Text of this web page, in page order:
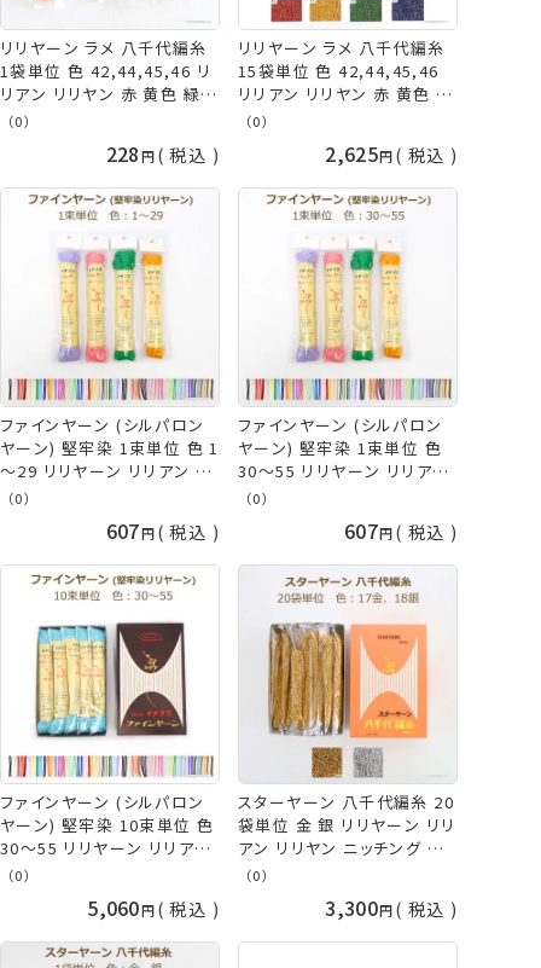
リリヤーン ラメ 八千代編糸
1袋単位 色 42,44,45,46 リ
リアン リリヤン 赤 黄色 緑
紫 レッド イエロー グリーン
り タッセル イナズマ ネコポ
ス可 手芸の山久
（0）
228 税込
リリヤーン ラメ 八千代編糸
15袋単位 色 42,44,45,46
リリアン リリヤン 赤 黄色 緑
紫 レッド イエロー グリーン
り タッセル イナズマ 手芸の
山久
（0）
2,625 税込
ファインヤーン (シルパロン
ヤーン) 堅牢染 1束単位 色 1
～29 リリヤーン リリアン リ
リヤン 黒 白 赤 ピンク 黄色
ュ 茶色 水色 ブラック ホワイ
ト レッド ブルー パープル ブ
ラウン ニッチング 手まり タッ
セル イナズマ ネコポス可 手
芸の山久
（0）
607 税込
ファインヤーン (シルパロン
ヤーン) 堅牢染 1束単位 色
30～55 リリヤーン リリアン
リリヤン ピンク 黄色 緑 青
キ 茶色 水色 ブルー パープ
ル ブラウン ニッチング 手ま
り タッセル イナズマ ネコポ
ス可 手芸の山久
（0）
607 税込
ファインヤーン (シルパロン
ヤーン) 堅牢染 10束単位 色
30～55 リリヤーン リリアン
リリヤン ピンク 黄色 緑 青
キ 茶色 水色 ブルー パープ
ル ブラウン ニッチング 手ま
り タッセル イナズマ 手芸の
（0）
5,060 税込
スターヤーン 八千代編糸 20
袋単位 金 銀 リリヤーン リリ
アン リリヤン ニッチング 手
まり タッセル イナズマ 手芸
（0）
3,300 税込